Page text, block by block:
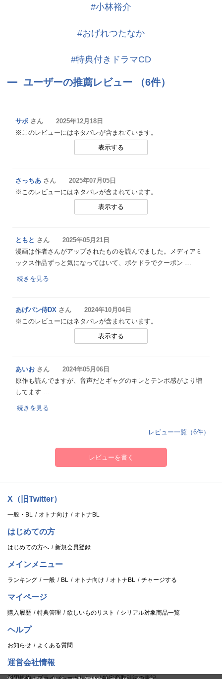
#小林裕介
#おげれつたなか
#特典付きドラマCD
ユーザーの推薦レビュー （6件）
サボ さん 2025年12月18日
※このレビューにはネタバレが含まれています。
表示する
さっちあ さん 2025年07月05日
※このレビューにはネタバレが含まれています。
表示する
ともと さん 2025年05月21日
漫画は作者さんがアップされたものを読んでました。メディアミ
ックス作品ずっと気になってはいて、ポケドラでクーポン …
続きを見る
あげパン侍DX さん 2024年10月04日
※このレビューにはネタバレが含まれています。
表示する
あいお さん 2024年05月06日
原作も読んでますが、音声だとギャグのキレとテンポ感がより増
してます …
続きを見る
レビュー一覧（6件）
レビューを書く
X（旧Twitter）
一般・BL オトナ向け オトナBL
はじめての方
はじめての方へ 新規会員登録
メインメニュー
ランキング 一般 BL オトナ向け オトナBL チャージする
マイページ
購入履歴 特典管理 欲しいものリスト シリアル対象商品一覧
ヘルプ
お知らせ よくある質問
運営会社情報